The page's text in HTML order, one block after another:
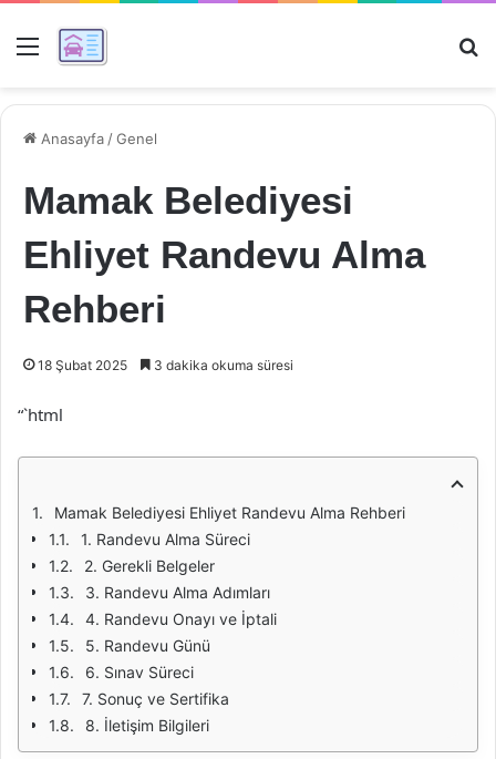
Menü
Anasayfa /Genel
Mamak Belediyesi
Ehliyet Randevu Alma
Rehberi
18 Şubat 2025 3 dakika okuma süresi
“`html
Mamak Belediyesi Ehliyet Randevu Alma Rehberi
1. Randevu Alma Süreci
2. Gerekli Belgeler
3. Randevu Alma Adımları
4. Randevu Onayı ve İptali
5. Randevu Günü
6. Sınav Süreci
7. Sonuç ve Sertifika
8. İletişim Bilgileri